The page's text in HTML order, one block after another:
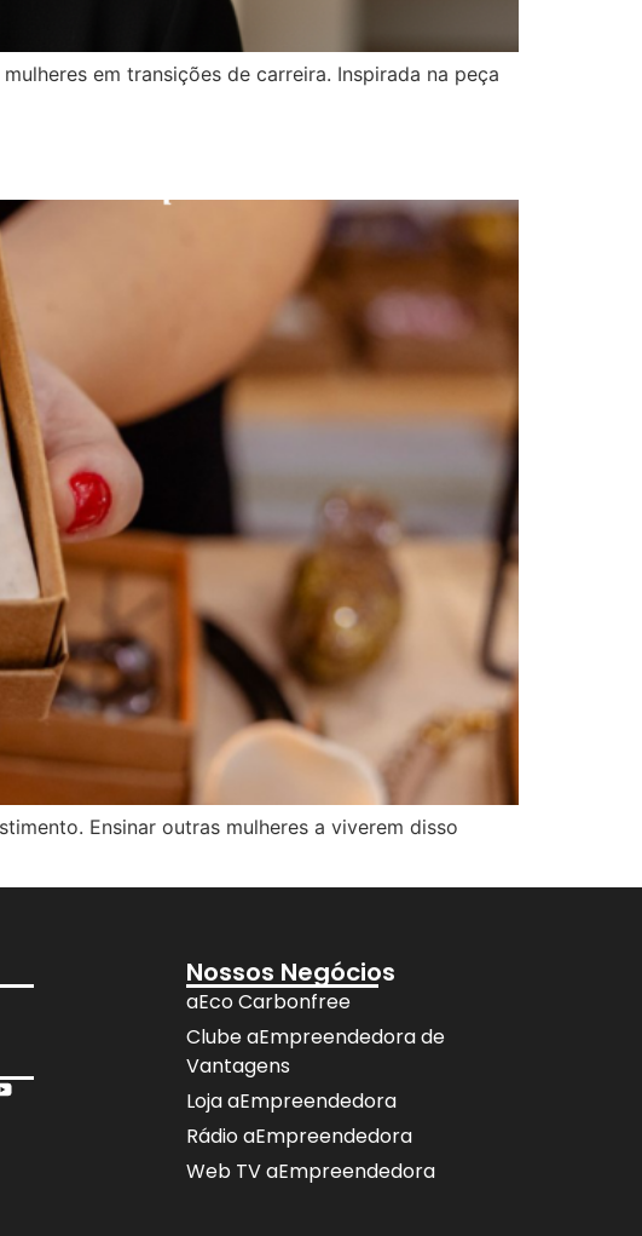
em transições de carreira. Inspirada na peça
Ensinar outras mulheres a viverem disso
Nossos Negócios
aEco Carbonfree
Clube aEmpreendedora de
Vantagens
Loja aEmpreendedora
Rádio aEmpreendedora
Web TV aEmpreendedora